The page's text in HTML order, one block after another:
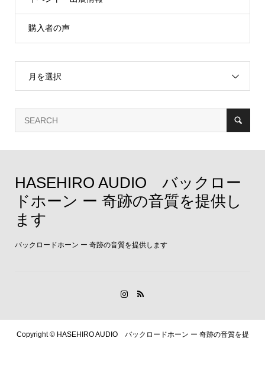
購入者の声
月を選択
HASEHIRO AUDIO バックロー
ドホーン ー 奇跡の音質を提供し
ます
バックロードホーン ー 奇跡の音質を提供します
Copyright ©HASEHIRO AUDIO バックロードホーン ー 奇跡の音質を提